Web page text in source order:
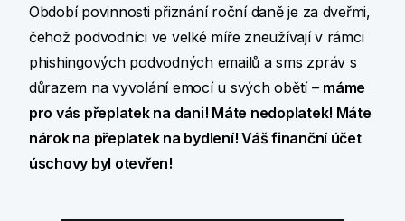
Období povinnosti přiznání roční daně je za dveřmi,
čehož podvodníci ve velké míře zneužívají v rámci
phishingových podvodných emailů a sms zpráv s
důrazem na vyvolání emocí u svých obětí – máme
pro vás přeplatek na dani! Máte nedoplatek! Máte
nárok na přeplatek na bydlení! Váš finanční účet
úschovy byl otevřen!